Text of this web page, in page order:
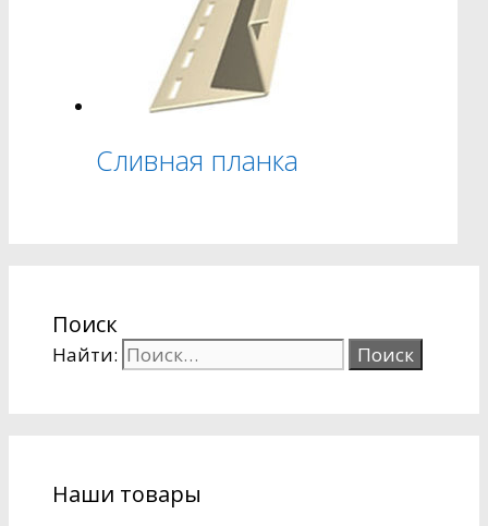
Сливная планка
Поиск
Найти:
Наши товары